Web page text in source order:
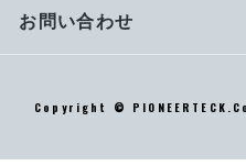
お問い合わせ
Copyright ©